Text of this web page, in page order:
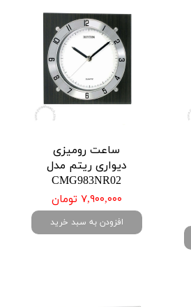
ساعت رومیزی
دیواری ریتم مدل
CMG983NR02
۷,۹۰۰,۰۰۰ تومان
افزودن به سبد خرید